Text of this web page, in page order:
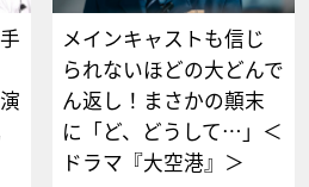
メインキャストも信じ
られないほどの大どんで
ん返し！まさかの顛末
に「ど、どうして…」＜
ドラマ『大空港』＞